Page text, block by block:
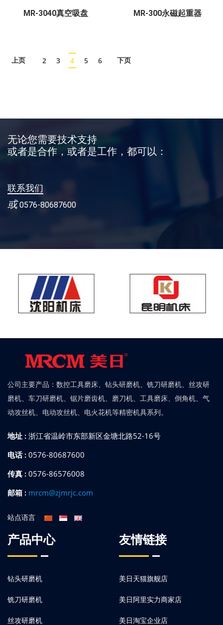
MR-3040真空吸盘 MR-300永磁起重器
上页 2 3 4 5 6 下页
无论您需要技术支持
或者是合作，或者是工作，都可以：
联系我们
或0576-80687600
公司主要产品：数控工具磨床、钻头研磨机、铣刀研磨机、丝攻研
磨机、车刀研磨机、锯片磨齿机、磨刀机、工具磨床、倒角机、气
动攻丝机、电动攻丝机、电火花机等精密机具系列。
地址 : 浙江省温岭市东部新区金塘北路52-16号
电话 : 0576-80687600
传真 : 0576-86576008
邮箱 : mrcm@zjmrjc.com
站点语言
产品中心
钻头研磨机
铣刀研磨机
丝攻研磨机
友情链接
美日天猫旗舰店
美日阿里实力商家店
美日淘宝企业店